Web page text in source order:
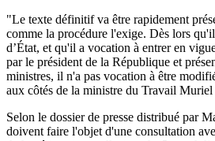
"Le texte définitif va être rapidement
comme la procédure l'exige. Dès lors
d’État, et qu'il a vocation à entrer en
par le président de la République et
ministres, il n'a pas vocation à être
aux côtés de la ministre du Travail Muriel
Selon le dossier de presse distribué par
doivent faire l'objet d'une consultation